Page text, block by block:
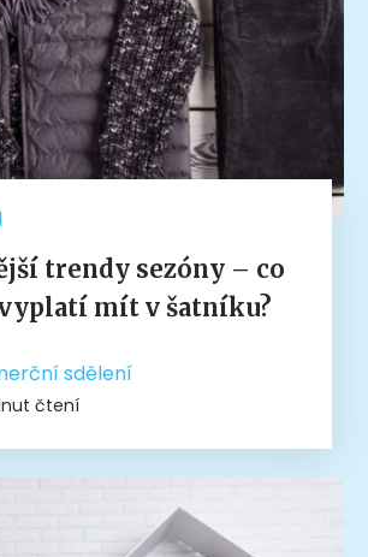
trendy sezóny – co
mít v šatníku?
sdělení
čtení